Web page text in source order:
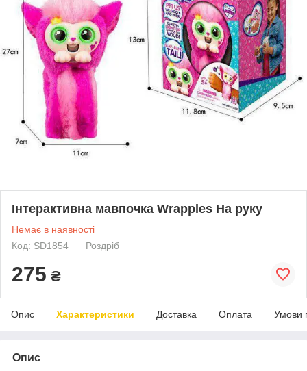
Інтерактивна мавпочка Wrapples На руку
Немає в наявності
Код: SD1854
Роздріб
275 ₴
Опис Характеристики Доставка Оплата Умови
Опис